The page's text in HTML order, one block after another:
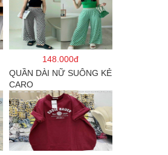
148.000đ
QUẦN DÀI NỮ SUÔNG KẺ
CARO